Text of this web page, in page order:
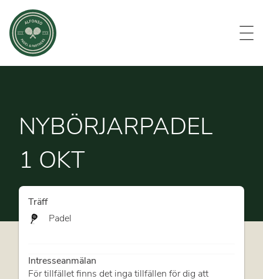
Evenemang
NYBÖRJARPADEL
1 OKT
Träff
Padel
Intresseanmälan
För tillfället finns det inga tillfällen för dig att